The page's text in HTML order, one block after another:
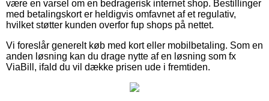
være en varsel om en bedragerisk internet shop. Bestillinger
med betalingskort er heldigvis omfavnet af et regulativ,
hvilket støtter kunden overfor fup shops på nettet.
Vi foreslår generelt køb med kort eller mobilbetaling. Som en
anden løsning kan du drage nytte af en løsning som fx
ViaBill, ifald du vil dække prisen ude i fremtiden.